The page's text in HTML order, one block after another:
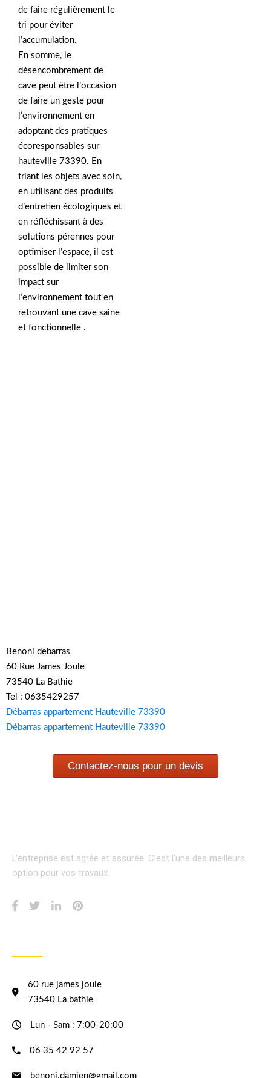
de faire régulièrement le
tri pour éviter
l’accumulation.
En somme, le
désencombrement de
cave peut être l’occasion
de faire un geste pour
l’environnement en
adoptant des pratiques
écoresponsables sur
hauteville 73390. En
triant les objets avec soin,
en utilisant des produits
d’entretien écologiques et
en réfléchissant à des
solutions pérennes pour
optimiser l’espace, il est
possible de limiter son
impact sur
l’environnement tout en
retrouvant une cave saine
et fonctionnelle .
Benoni debarras
60 Rue James Joule
73540 La Bathie
Tel : 0635429257
Débarras appartement Hauteville 73390
Débarras appartement Hauteville 73390
Contactez-nous pour un devis
L’entreprise est agrée et assurée. C’est l’une des meilleurs
option pour vos travaux.
60 rue james joule
73540 La bathie
Lun - Sam : 7:00-20:00
06 35 42 92 57
benoni.damien@gmail.com